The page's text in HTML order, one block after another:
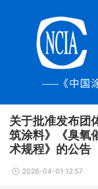
关于批准发布团
筑涂料》《臭氧
术规程》的公告
2026-04-01 12:57